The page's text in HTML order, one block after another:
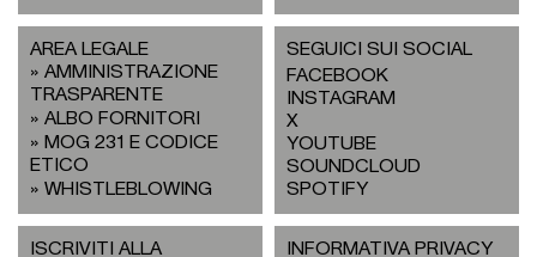
AREA LEGALE
AMMINISTRAZIONE
TRASPARENTE
ALBO FORNITORI
MOG 231 E CODICE
ETICO
WHISTLEBLOWING
SEGUICI SUI SOCIAL
FACEBOOK
INSTAGRAM
X
YOUTUBE
SOUNDCLOUD
SPOTIFY
ISCRIVITI ALLA
INFORMATIVA PRIVACY